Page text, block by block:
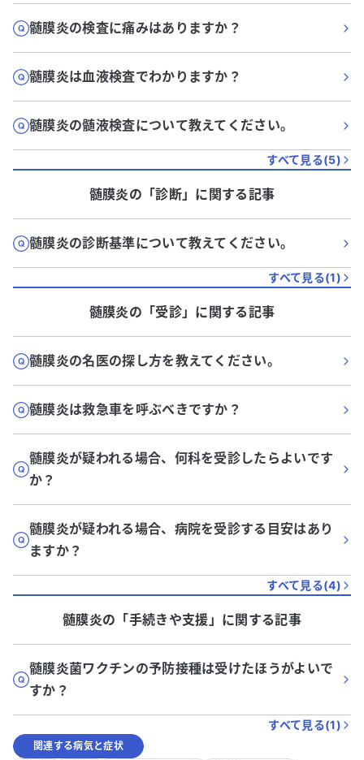
髄膜炎の検査に痛みはありますか？
髄膜炎は血液検査でわかりますか？
髄膜炎の髄液検査について教えてください。
すべて見る(5)
髄膜炎の「診断」に関する記事
髄膜炎の診断基準について教えてください。
すべて見る(1)
髄膜炎の「受診」に関する記事
髄膜炎の名医の探し方を教えてください。
髄膜炎は救急車を呼ぶべきですか？
髄膜炎が疑われる場合、何科を受診したらよいです
か？
髄膜炎が疑われる場合、病院を受診する目安はあり
ますか？
すべて見る(4)
髄膜炎の「手続きや支援 」に関する記事
髄膜炎菌ワクチンの予防接種は受けたほうがよいで
すか？
すべて見る(1)
関連する病気と症状